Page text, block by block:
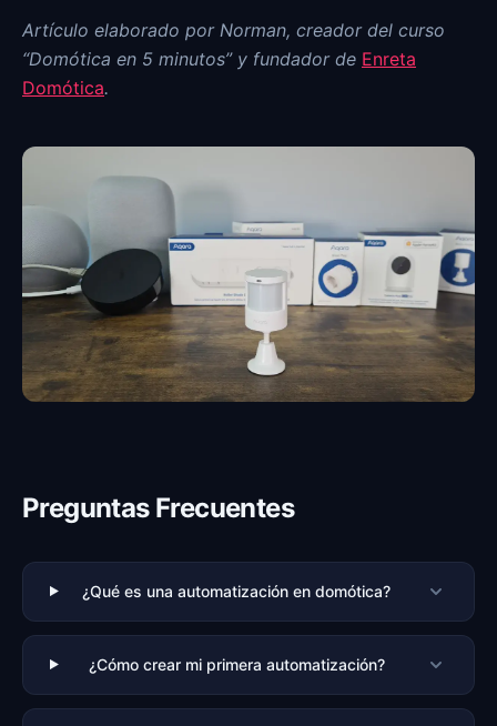
Artículo elaborado por Norman, creador del curso
“Domótica en 5 minutos” y fundador de Enreta
Domótica.
Preguntas Frecuentes
¿Qué es una automatización en domótica?
¿Cómo crear mi primera automatización?